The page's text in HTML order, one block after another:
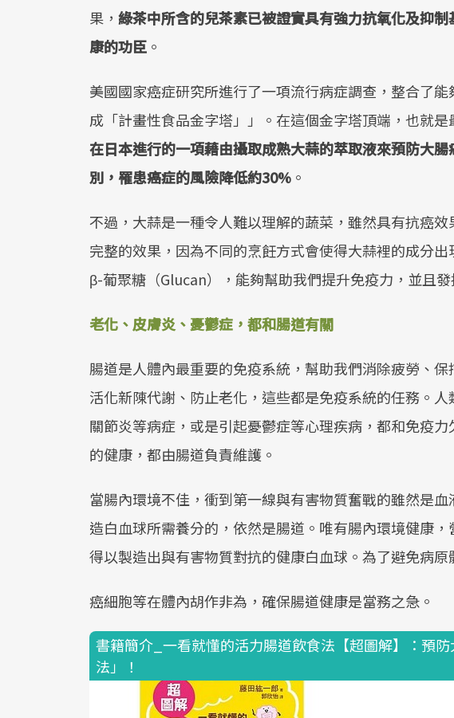
果， 綠茶中所含的兒茶素已被證實具有強力抗氧化及抑
康的功臣 。
美國國家癌症研究所進行了一項流行病症調查，整合了
成「計畫性食品金字塔」」。在這個金字塔頂端，也就
在日本進行的一項藉由攝取成熟大蒜的萃取液來預防大
別，罹患癌症的風險降低約30% 。
不過，大蒜是一種令人難以理解的蔬菜，雖然具有抗癌
完整的效果，因為不同的烹飪方式會使得大蒜裡的成分
β-葡聚糖（Glucan），能夠幫助我們提升免疫力，並且發
老化、皮膚炎、憂鬱症，都和腸道有關
腸道是人體內最重要的免疫系統，幫助我們消除疲勞、
活化新陳代謝、防止老化，這些都是免疫系統的任務。
關節炎等病症，或是引起憂鬱症等心理疾病，都和免疫
的健康，都由腸道負責維護。
當腸內環境不佳，衝到第一線與有害物質奮戰的雖然是
造白血球所需養分的，依然是腸道。唯有腸內環境健康
得以製造出與有害物質對抗的健康白血球。為了避免病原
癌細胞等在體內胡作非為，確保腸道健康是當務之急。
書籍簡介_一看就懂的活力腸道飲食法【超圖解】：預
法」！